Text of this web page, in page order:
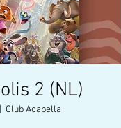
2 (NL)
Club Acapella